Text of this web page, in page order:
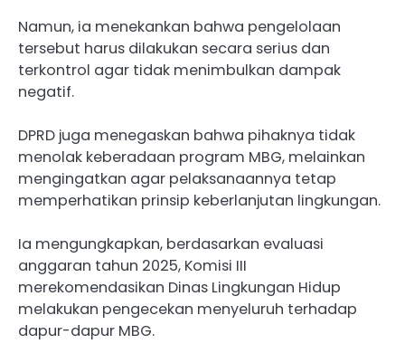
Namun, ia menekankan bahwa pengelolaan
tersebut harus dilakukan secara serius dan
terkontrol agar tidak menimbulkan dampak
negatif.
DPRD juga menegaskan bahwa pihaknya tidak
menolak keberadaan program MBG, melainkan
mengingatkan agar pelaksanaannya tetap
memperhatikan prinsip keberlanjutan lingkungan.
Ia mengungkapkan, berdasarkan evaluasi
anggaran tahun 2025, Komisi III
merekomendasikan Dinas Lingkungan Hidup
melakukan pengecekan menyeluruh terhadap
dapur-dapur MBG.